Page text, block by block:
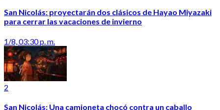
San Nicolás: proyectarán dos clásicos de Hayao Miyazaki
para cerrar las vacaciones de invierno
1/8, 03:30 p. m.
2
San Nicolás: Una camioneta chocó contra un caballo